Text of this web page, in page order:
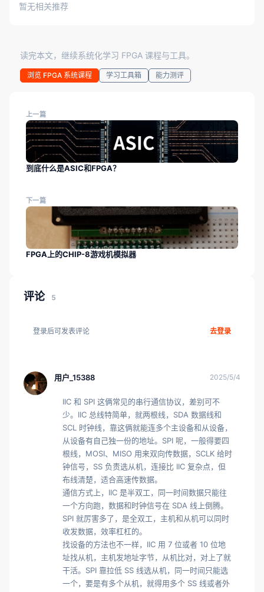
暂无相关推荐
读完本文，继续系统化学习 FPGA 课程与工具。
浏览 FPGA 系统课程 学习工具箱 能力测评
上一篇
到底什么是ASIC和FPGA？
下一篇
FPGA上的CHIP-8游戏机模拟器
评论 5
登录后可发表评论 去登录
用户_15388 2025/5/4
IIC 和 SPI 这俩常见的串行通信协议，差别可不
少。IIC 总线特简单，就两根线，SDA 数据线和
SCL 时钟线，靠这俩就能连多个主设备和从设备，
从设备有自己独一份的地址。SPI 呢，一般得要四
根线，MOSI、MISO 用来双向传数据，SCLK 给时
钟信号，SS 负责选从机，连接比 IIC 复杂点，但
布线清楚，适合高速传数据。
通信方式上，IIC 是半双工，同一时间数据只能往
一个方向跑，数据和时钟信号在 SDA 线上倒腾。
SPI 就厉害多了，是全双工，主机和从机可以同时
收发数据，效率杠杠的。
找设备的方法也不一样，IIC 用 7 位或者 10 位地
址找从机，主机发地址字节，从机比对，对上了就
干活。SPI 靠拉低 SS 线选从机，同一时间只能选
一个，要是有多个从机，就得用多个 SS 线或者外